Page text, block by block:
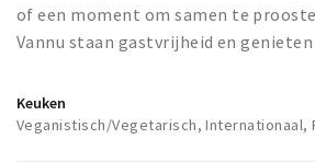
of een moment om samen te
Vannu staan gastvrijheid en
Keuken
Veganistisch/Vegetarisch, Internationaal,